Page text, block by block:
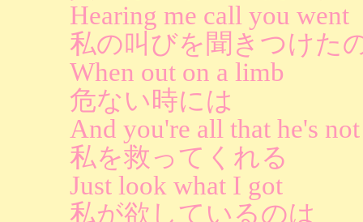
Hearing me call you went
私の叫びを聞きつけた
When out on a limb
危ない時には
And you're all that he's not
私を救ってくれる
Just look what I got
私が欲しているのは